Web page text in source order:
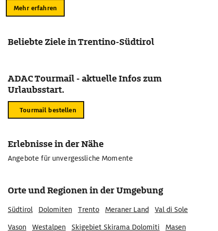
Mehr erfahren
Beliebte Ziele in Trentino-Südtirol
ADAC Tourmail - aktuelle Infos zum
Urlaubsstart.
Tourmail bestellen
Erlebnisse in der Nähe
Angebote für unvergessliche Momente
Orte und Regionen in der Umgebung
Südtirol Dolomiten Trento Meraner Land
Val di Sole
Vason
Westalpen Skigebiet Skirama Dolomiti Masen